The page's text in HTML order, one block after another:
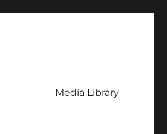
Media Library